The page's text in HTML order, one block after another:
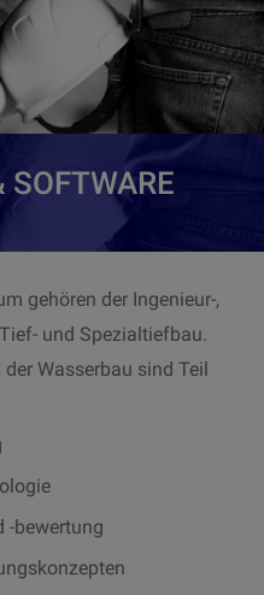
SOFTWARE
gehören der Ingenieur-,
und Spezialtiefbau.
Wasserbau sind Teil
-bewertung